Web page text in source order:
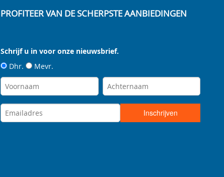
PROFITEER VAN DE SCHERPSTE AANBIEDINGEN
Schrijf u in voor onze nieuwsbrief.
Dhr.
Mevr.